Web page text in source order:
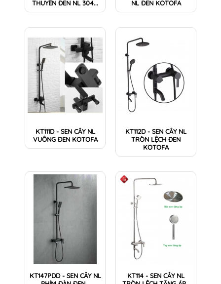
THUYỀN ĐEN NL 304... NL ĐEN KOTOFA
KT111D - SEN CÂY NL
VUÔNG ĐEN KOTOFA
KT112D - SEN CÂY NL
TRÒN LỆCH ĐEN
KOTOFA
KT147PDD - SEN CÂY NL
KT114 - SEN CÂY NL